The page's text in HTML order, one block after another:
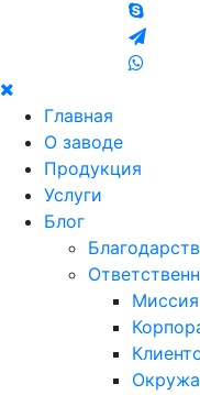
Главная
О заводе
Продукция
Услуги
Блог
Миссия